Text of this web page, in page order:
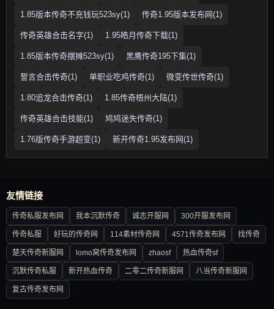
1.85版本传奇不充钱玩523sy(1) 传奇1.95版本发布网(1)
传奇英雄合击名字(1) 1.95皓月传奇下载(1)
1.85版本传奇摆摊523sy(1) 黑鹰传奇195下集(1)
誓言合击传奇(1) 单职业吃鸡传奇(1) 微变传世传奇(1)
1.80追龙合击传奇(1) 1.85传奇梧州大陆(1)
传奇英雄合击技能(1) 鸠鸠迷失传奇(1)
1.76版传奇手游超变(1) 新开传奇1.95发布网(1)
友情链接
传奇私服发布网 我本沉默传奇 诚志开服网 300开服发布网
传奇私服 好玩的传奇网 114素材传奇网 4571传奇发布网 找传奇
楚天传奇新服网 lomo窝传奇发布网 zhaosf 热血传奇sf
沉默传奇私服 新开热血传奇 二零二传奇新服网 八当传奇新服网
复古传奇发布网